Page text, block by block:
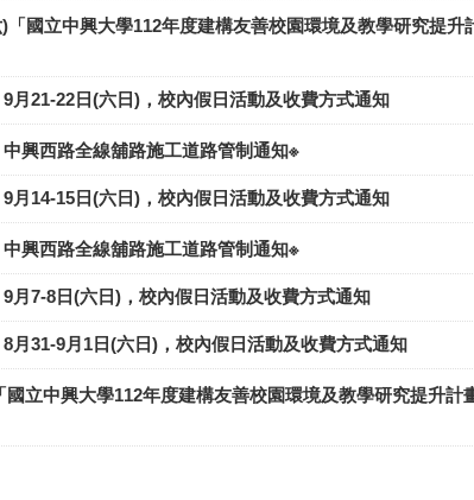
國立中興大學112年度建構友善校園環境及教學研究提升
21-22日(六日)，校內假日活動及收費方式通知
興西路全線舖路施工道路管制通知※
14-15日(六日)，校內假日活動及收費方式通知
興西路全線舖路施工道路管制通知※
7-8日(六日)，校內假日活動及收費方式通知
31-9月1日(六日)，校內假日活動及收費方式通知
立中興大學112年度建構友善校園環境及教學研究提升計